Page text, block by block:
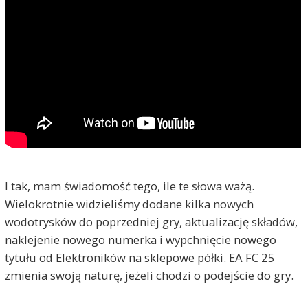
I tak, mam świadomość tego, ile te słowa ważą.
Wielokrotnie widzieliśmy dodane kilka nowych
wodotrysków do poprzedniej gry, aktualizację składów,
naklejenie nowego numerka i wypchnięcie nowego
tytułu od Elektroników na sklepowe półki. EA FC 25
zmienia swoją naturę, jeżeli chodzi o podejście do gry.